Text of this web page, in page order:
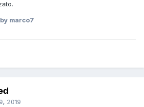
by marco7
2019